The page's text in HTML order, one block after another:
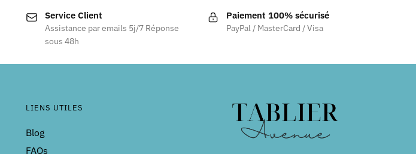
variations.
options
Service Client
Assistance par emails 5j/7 Réponse
sous 48h
Paiement 100% sécurisé
PayPal / MasterCard / Visa
LIENS UTILES
Blog
FAQs